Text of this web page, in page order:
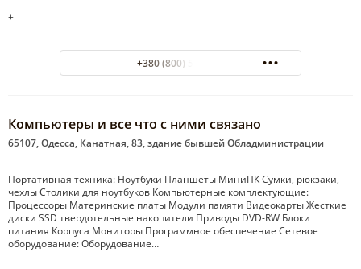
+
+380 (800) 500-307
Компьютеры и все что с ними связано
65107, Одесса, Канатная, 83, здание бывшей Обладминистрации
Портативная техника: Ноутбуки Планшеты МиниПК Сумки, рюкзаки,
чехлы Столики для ноутбуков Компьютерные комплектующие:
Процессоры Материнские платы Модули памяти Видеокарты Жесткие
диски SSD твердотельные накопители Приводы DVD-RW Блоки
питания Корпуса Мониторы Программное обеспечение Сетевое
оборудование: Оборудование…